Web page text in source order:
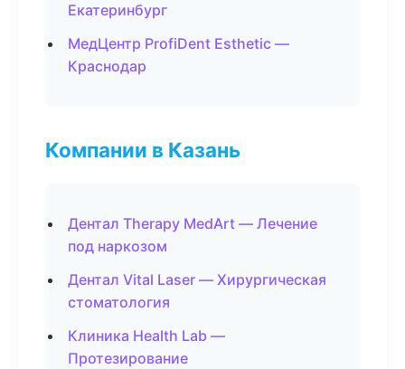
Екатеринбург
МедЦентр ProfiDent Esthetic —
Краснодар
Компании в Казань
Дентал Therapy MedArt — Лечение
под наркозом
Дентал Vital Laser — Хирургическая
стоматология
Клиника Health Lab —
Протезирование